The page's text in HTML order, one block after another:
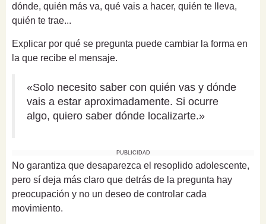
dónde, quién más va, qué vais a hacer, quién te lleva,
quién te trae...
Explicar por qué se pregunta puede cambiar la forma en
la que recibe el mensaje.
«Solo necesito saber con quién vas y dónde
vais a estar aproximadamente. Si ocurre
algo, quiero saber dónde localizarte.»
PUBLICIDAD
No garantiza que desaparezca el resoplido adolescente,
pero sí deja más claro que detrás de la pregunta hay
preocupación y no un deseo de controlar cada
movimiento.